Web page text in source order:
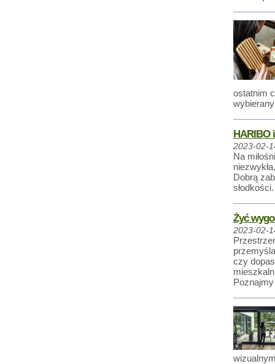
ostatnim
HARIBO
2023-02-
Na
Dobrą
słodkości.
Żyć
2023-02-
czy